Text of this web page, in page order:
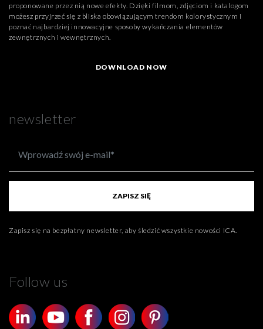
proponowane przez nią nowe efekty. Dzięki filmom, zdjęciom i katalogom
możesz przyjrzeć się z bliska obowiązującym trendom kolorystycznym i
poznać najbardziej innowacyjne sposoby wykańczania elementów
zewnętrznych i wewnętrznych.
DOWNLOAD NOW
newsletter
ZAPISZ SIĘ
Zapisz się na bezpłatny newsletter, aby śledzić wszystkie nowości ICA.
Follow us